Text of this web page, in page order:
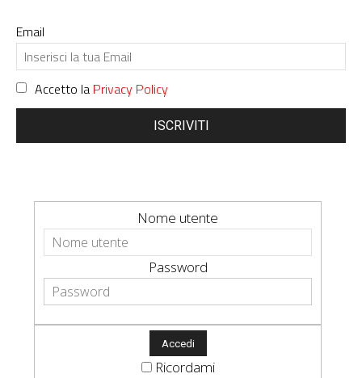
Email
Accetto la Privacy Policy
ISCRIVITI
Nome utente
Password
Ricordami